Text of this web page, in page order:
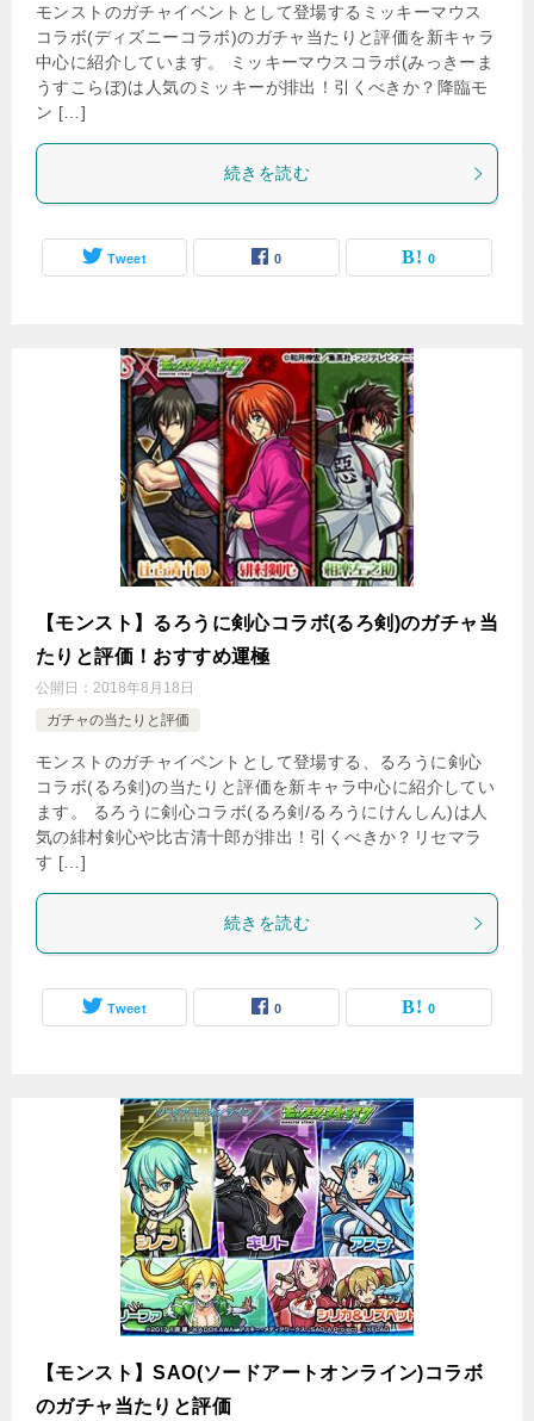
モンストのガチャイベントとして登場するミッキーマウス
コラボ(ディズニーコラボ)のガチャ当たりと評価を新キャラ
中心に紹介しています。 ミッキーマウスコラボ(みっきーま
うすこらぼ)は人気のミッキーが排出！引くべきか？降臨モ
ン […]
続きを読む
Tweet 0 0
【モンスト】るろうに剣心コラボ(るろ剣)のガチャ当
たりと評価！おすすめ運極
公開日： 2018年8月18日
ガチャの当たりと評価
モンストのガチャイベントとして登場する、るろうに剣心
コラボ(るろ剣)の当たりと評価を新キャラ中心に紹介してい
ます。 るろうに剣心コラボ(るろ剣/るろうにけんしん)は人
気の緋村剣心や比古清十郎が排出！引くべきか？リセマラ
す […]
続きを読む
Tweet 0 0
【モンスト】SAO(ソードアートオンライン)コラボ
のガチャ当たりと評価